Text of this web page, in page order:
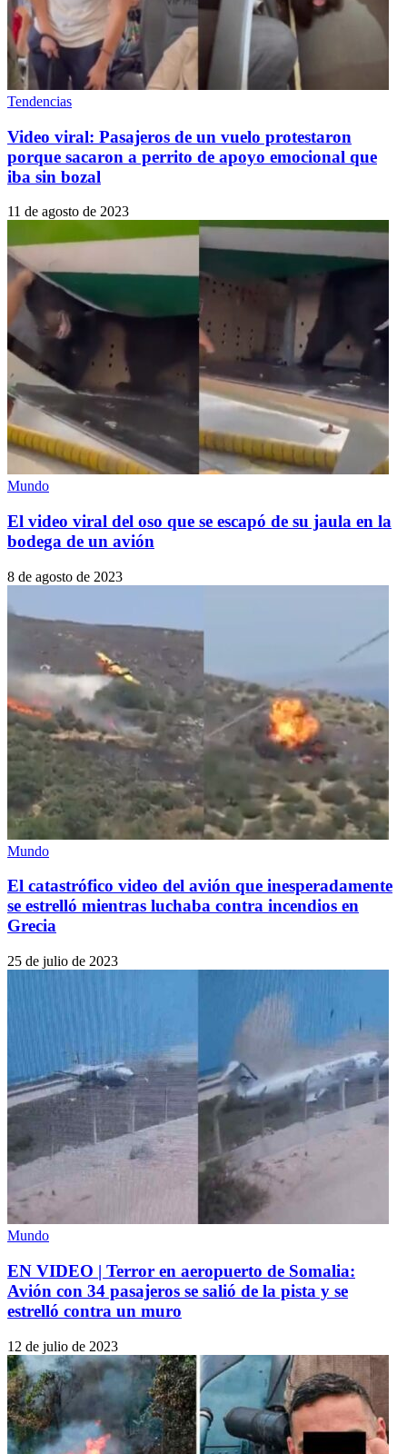
Tendencias
Video viral: Pasajeros de un vuelo protestaron
porque sacaron a perrito de apoyo emocional que
iba sin bozal
11 de agosto de 2023
Mundo
El video viral del oso que se escapó de su jaula en la
bodega de un avión
8 de agosto de 2023
Mundo
El catastrófico video del avión que inesperadamente
se estrelló mientras luchaba contra incendios en
Grecia
25 de julio de 2023
Mundo
EN VIDEO | Terror en aeropuerto de Somalia:
Avión con 34 pasajeros se salió de la pista y se
estrelló contra un muro
12 de julio de 2023